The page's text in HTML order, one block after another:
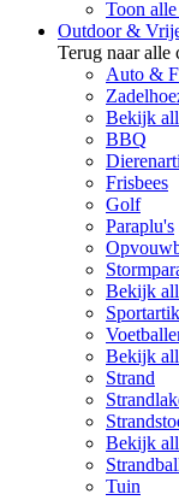
Toon
Outdoor &
Terug naar alle
Auto &
Bekijk
BBQ
Frisbees
Golf
Paraplu's
Bekijk
Bekijk
Strand
Bekijk
Tuin